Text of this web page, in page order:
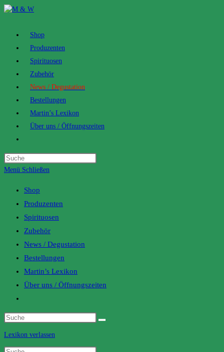
Zum
Shop
Produzenten
Spirituosen
Zubehör
News / Degustation
Bestellungen
Martin’s Lexikon
Über uns / Öffnungszeiten
website
search
Menü Schließen
Shop
Produzenten
Spirituosen
Zubehör
News / Degustation
Bestellungen
Martin’s Lexikon
Über uns / Öffnungszeiten
website
search
Lexikon verlassen